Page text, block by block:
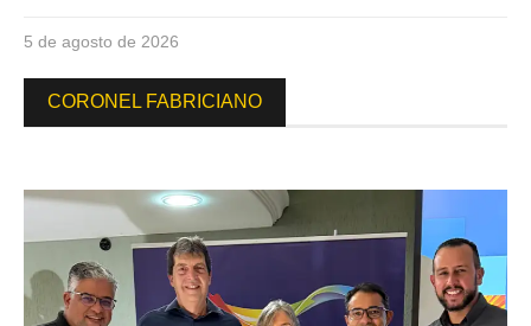
5 de agosto de 2026
CORONEL FABRICIANO